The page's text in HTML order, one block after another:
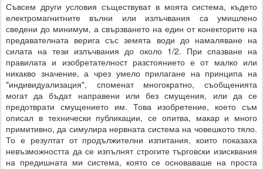
Съвсем други условия съществуват в моята система, където
електромагнитните вълни или излъчвания са умишлено
сведени до минимум, а свързването на един от конекторите на
предавателната верига със земята води до намаляване на
силата на тези излъчвания до около 1/2. При спазване на
правилата и изобретателност разстоянието е от малко или
никакво значение, а чрез умело прилагане на принципа на
"индивидуализация", споменат многократно, съобщенията
могат да бъдат направени или без смущения, или да се
предотврати смущението им. Това изобретение, което съм
описал в технически публикации, се опитва, макар и много
примитивно, да симулира нервната система на човешкото тяло.
То е резултат от продължителни изпитания, които показаха
невъзможността да се изпълнят строгите търговски изисквания
на предишната ми система, която се основаваше на проста